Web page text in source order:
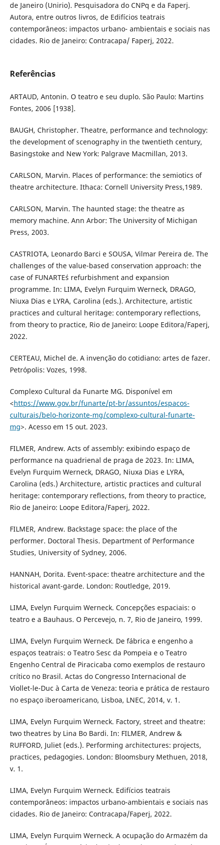
de Janeiro (Unirio). Pesquisadora do CNPq e da Faperj.
Autora, entre outros livros, de Edifícios teatrais
contemporâneos: impactos urbano- ambientais e sociais nas
cidades. Rio de Janeiro: Contracapa/ Faperj, 2022.
Referências
ARTAUD, Antonin. O teatro e seu duplo. São Paulo: Martins
Fontes, 2006 [1938].
BAUGH, Christopher. Theatre, performance and technology:
the development of scenography in the twentieth century,
Basingstoke and New York: Palgrave Macmillan, 2013.
CARLSON, Marvin. Places of performance: the semiotics of
theatre architecture. Ithaca: Cornell University Press,1989.
CARLSON, Marvin. The haunted stage: the theatre as
memory machine. Ann Arbor: The University of Michigan
Press, 2003.
CASTRIOTA, Leonardo Barci e SOUSA, Vilmar Pereira de. The
challenges of the value-based conservation approach: the
case of FUNARTE´s refurbishment and expansion
programme. In: LIMA, Evelyn Furquim Werneck, DRAGO,
Niuxa Dias e LYRA, Carolina (eds.). Architecture, artistic
practices and cultural heritage: contemporary reflections,
from theory to practice, Rio de Janeiro: Loope Editora/Faperj,
2022.
CERTEAU, Michel de. A invenção do cotidiano: artes de fazer.
Petrópolis: Vozes, 1998.
Complexo Cultural da Funarte MG. Disponível em
<https://www.gov.br/funarte/pt-br/assuntos/espacos-
culturais/belo-horizonte-mg/complexo-cultural-funarte-
mg>. Acesso em 15 out. 2023.
FILMER, Andrew. Acts of assembly: exibindo espaço de
performance na quadrienal de praga de 2023. In: LIMA,
Evelyn Furquim Werneck, DRAGO, Niuxa Dias e LYRA,
Carolina (eds.) Architecture, artistic practices and cultural
heritage: contemporary reflections, from theory to practice,
Rio de Janeiro: Loope Editora/Faperj, 2022.
FILMER, Andrew. Backstage space: the place of the
performer. Doctoral Thesis. Department of Performance
Studies, University of Sydney, 2006.
HANNAH, Dorita. Event-space: theatre architecture and the
historical avant-garde. London: Routledge, 2019.
LIMA, Evelyn Furquim Werneck. Concepções espaciais: o
teatro e a Bauhaus. O Percevejo, n. 7, Rio de Janeiro, 1999.
LIMA, Evelyn Furquim Werneck. De fábrica e engenho a
espaços teatrais: o Teatro Sesc da Pompeia e o Teatro
Engenho Central de Piracicaba como exemplos de restauro
crítico no Brasil. Actas do Congresso Internacional de
Viollet-le-Duc à Carta de Veneza: teoria e prática de restauro
no espaço iberoamericano, Lisboa, LNEC, 2014, v. 1.
LIMA, Evelyn Furquim Werneck. Factory, street and theatre:
two theatres by Lina Bo Bardi. In: FILMER, Andrew &
RUFFORD, Juliet (eds.). Performing architectures: projects,
practices, pedagogies. London: Bloomsbury Methuen, 2018,
v. 1.
LIMA, Evelyn Furquim Werneck. Edifícios teatrais
contemporâneos: impactos urbano-ambientais e sociais nas
cidades. Rio de Janeiro: Contracapa/Faperj, 2022.
LIMA, Evelyn Furquim Werneck. A ocupação do Armazém da